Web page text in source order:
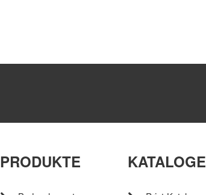
PRODUKTE KATALOGE